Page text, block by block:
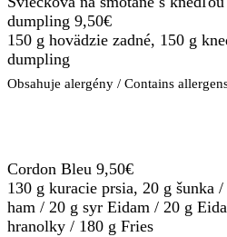
dumpling 9,50€
150 g hovädzie zadné, 150 g
dumpling
Obsahuje alergény / Contains
Cordon Bleu 9,50€
130 g kuracie prsia, 20 g šunka
ham / 20 g syr Eidam / 20 g
hranolky / 180 g Fries